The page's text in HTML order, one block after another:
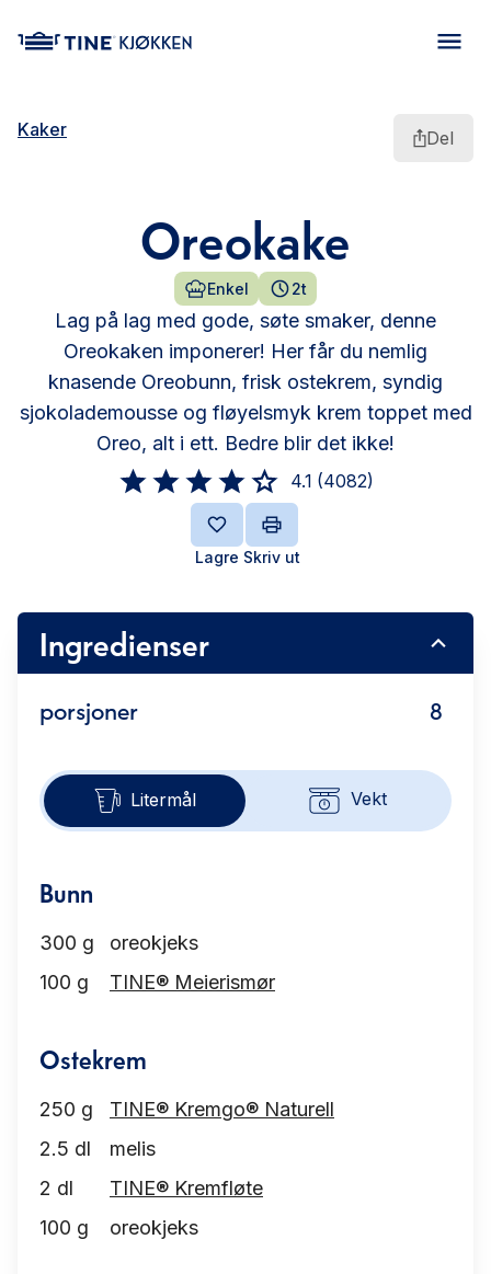
Kaker Del
Oreokake
Enkel 2t
Lag på lag med gode, søte smaker, denne
Oreokaken imponerer! Her får du nemlig
knasende Oreobunn, frisk ostekrem, syndig
sjokolademousse og fløyelsmyk krem toppet med
Oreo, alt i ett. Bedre blir det ikke!
4.1 (4082)
Lagre Skriv ut
Ingredienser
porsjoner 8
Litermål Vekt
Bunn
300 g
oreokjeks
100 g TINE® Meierismør
Ostekrem
250 g
TINE® Kremgo® Naturell
2.5 dl
melis
2 dl
TINE® Kremfløte
100 g oreokjeks